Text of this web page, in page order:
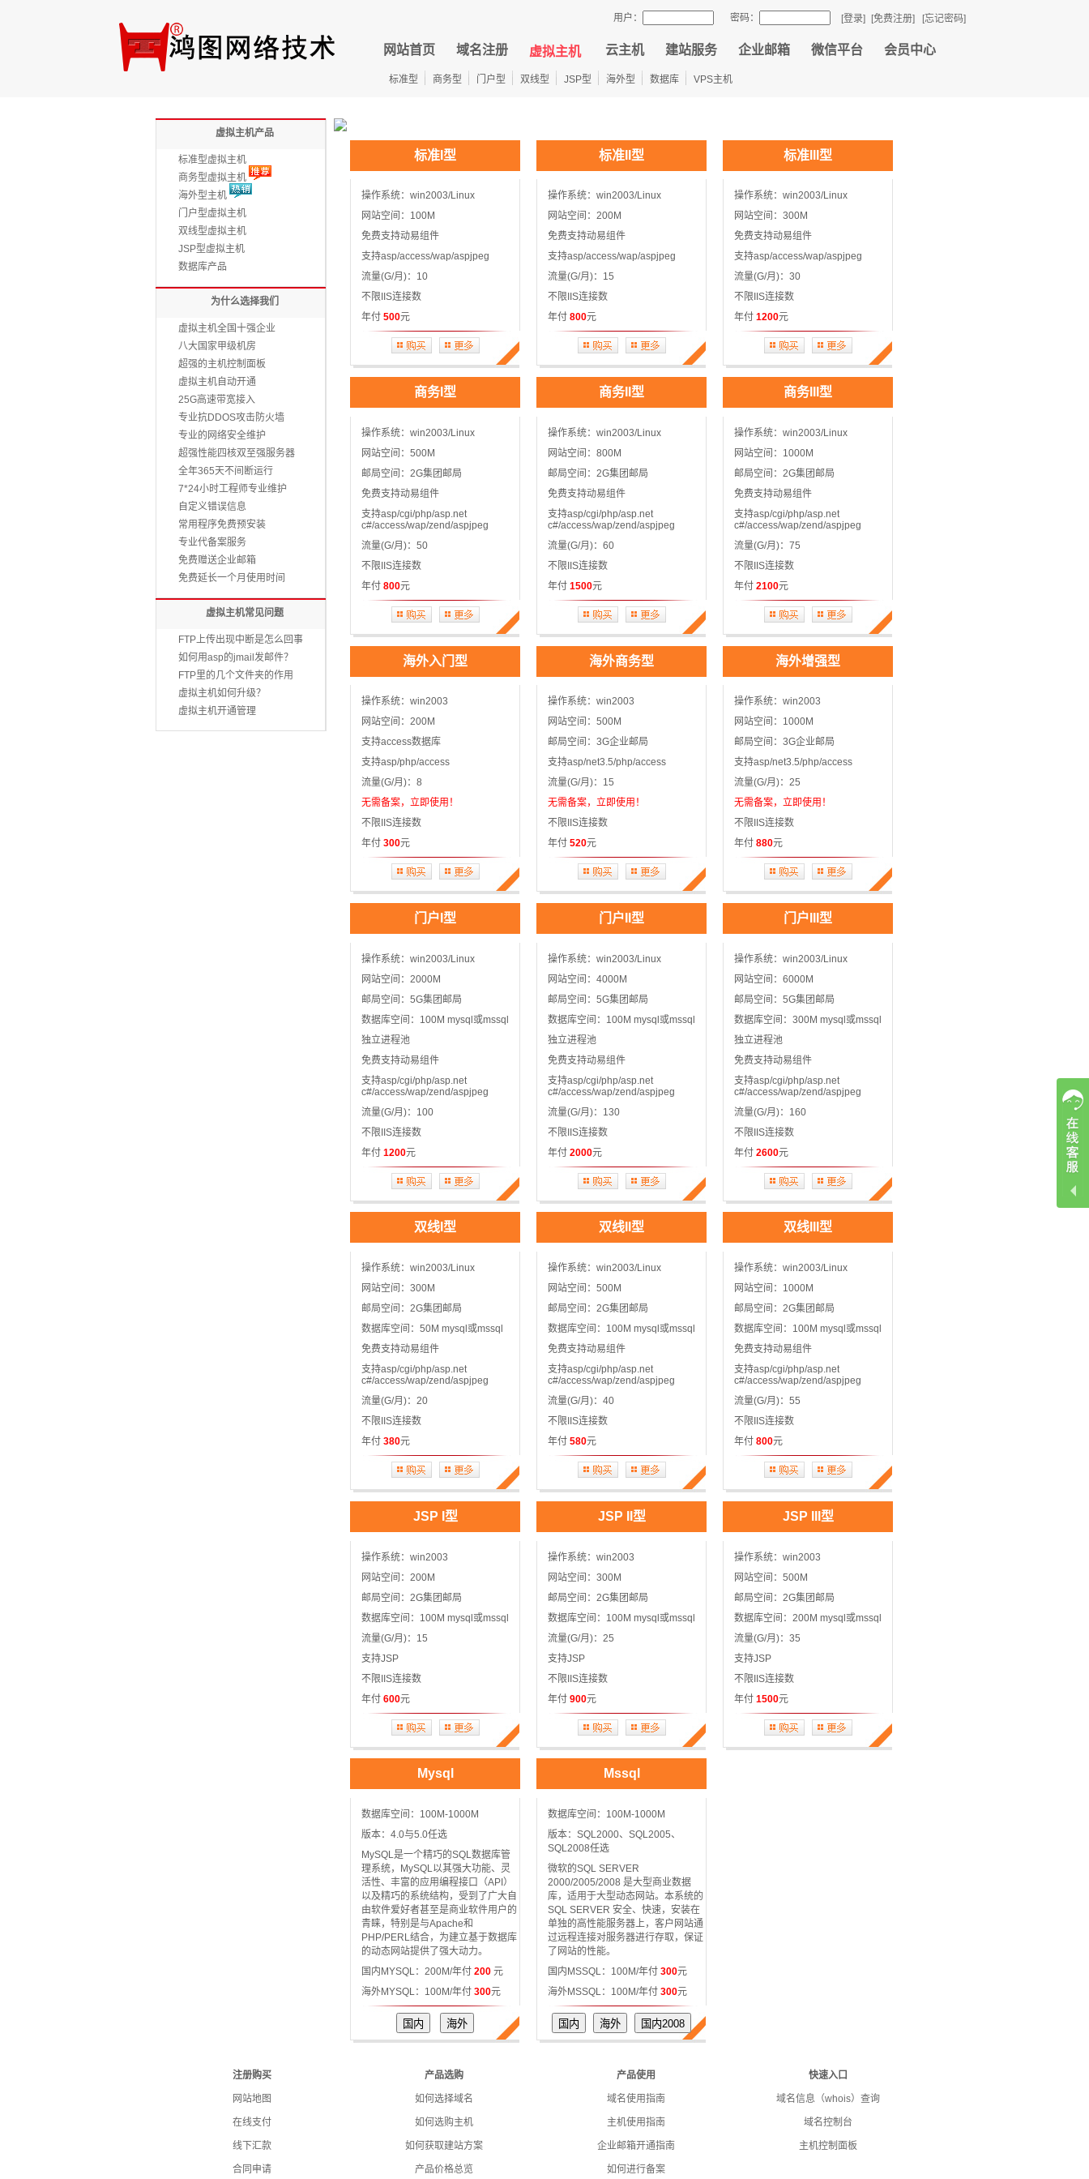
用户： 密码： [登录] [免费注册] [忘记密码]
网站首页 域名注册 虚拟主机 云主机 建站服务 企业邮箱 微信平台 会员中心
标准型 商务型 门户型 双线型 JSP型 海外型 数据库 VPS主机
虚拟主机产品
标准型虚拟主机
商务型虚拟主机
海外型主机
门户型虚拟主机
双线型虚拟主机
JSP型虚拟主机
数据库产品
为什么选择我们
虚拟主机全国十强企业
八大国家甲级机房
超强的主机控制面板
虚拟主机自动开通
25G高速带宽接入
专业抗DDOS攻击防火墙
专业的网络安全维护
超强性能四核双至强服务器
全年365天不间断运行
7*24小时工程师专业维护
自定义错误信息
常用程序免费预安装
专业代备案服务
免费赠送企业邮箱
免费延长一个月使用时间
虚拟主机常见问题
FTP上传出现中断是怎么回事
如何用asp的jmail发邮件？
FTP里的几个文件夹的作用
虚拟主机如何升级？
虚拟主机开通管理
标准I型
操作系统：win2003/Linux
网站空间：100M
免费支持动易组件
支持asp/access/wap/aspjpeg
流量(G/月)：10
不限IIS连接数
年付 500元
标准II型
操作系统：win2003/Linux
网站空间：200M
免费支持动易组件
支持asp/access/wap/aspjpeg
流量(G/月)：15
不限IIS连接数
年付 800元
标准III型
操作系统：win2003/Linux
网站空间：300M
免费支持动易组件
支持asp/access/wap/aspjpeg
流量(G/月)：30
不限IIS连接数
年付 1200元
商务I型
操作系统：win2003/Linux
网站空间：500M
邮局空间：2G集团邮局
免费支持动易组件
支持asp/cgi/php/asp.net
c#/access/wap/zend/aspjpeg
流量(G/月)：50
不限IIS连接数
年付 800元
商务II型
操作系统：win2003/Linux
网站空间：800M
邮局空间：2G集团邮局
免费支持动易组件
支持asp/cgi/php/asp.net
c#/access/wap/zend/aspjpeg
流量(G/月)：60
不限IIS连接数
年付 1500元
商务III型
操作系统：win2003/Linux
网站空间：1000M
邮局空间：2G集团邮局
免费支持动易组件
支持asp/cgi/php/asp.net
c#/access/wap/zend/aspjpeg
流量(G/月)：75
不限IIS连接数
年付 2100元
海外入门型
操作系统：win2003
网站空间：200M
支持access数据库
支持asp/php/access
流量(G/月)：8
无需备案，立即使用！
不限IIS连接数
年付 300元
海外商务型
操作系统：win2003
网站空间：500M
邮局空间：3G企业邮局
支持asp/net3.5/php/access
流量(G/月)：15
无需备案，立即使用！
不限IIS连接数
年付 520元
海外增强型
操作系统：win2003
网站空间：1000M
邮局空间：3G企业邮局
支持asp/net3.5/php/access
流量(G/月)：25
无需备案，立即使用！
不限IIS连接数
年付 880元
门户I型
操作系统：win2003/Linux
网站空间：2000M
邮局空间：5G集团邮局
数据库空间：100M mysql或mssql
独立进程池
免费支持动易组件
支持asp/cgi/php/asp.net
c#/access/wap/zend/aspjpeg
流量(G/月)：100
不限IIS连接数
年付 1200元
门户II型
操作系统：win2003/Linux
网站空间：4000M
邮局空间：5G集团邮局
数据库空间：100M mysql或mssql
独立进程池
免费支持动易组件
支持asp/cgi/php/asp.net
c#/access/wap/zend/aspjpeg
流量(G/月)：130
不限IIS连接数
年付 2000元
门户III型
操作系统：win2003/Linux
网站空间：6000M
邮局空间：5G集团邮局
数据库空间：300M mysql或mssql
独立进程池
免费支持动易组件
支持asp/cgi/php/asp.net
c#/access/wap/zend/aspjpeg
流量(G/月)：160
不限IIS连接数
年付 2600元
双线I型
操作系统：win2003/Linux
网站空间：300M
邮局空间：2G集团邮局
数据库空间：50M mysql或mssql
免费支持动易组件
支持asp/cgi/php/asp.net
c#/access/wap/zend/aspjpeg
流量(G/月)：20
不限IIS连接数
年付 380元
双线II型
操作系统：win2003/Linux
网站空间：500M
邮局空间：2G集团邮局
数据库空间：100M mysql或mssql
免费支持动易组件
支持asp/cgi/php/asp.net
c#/access/wap/zend/aspjpeg
流量(G/月)：40
不限IIS连接数
年付 580元
双线III型
操作系统：win2003/Linux
网站空间：1000M
邮局空间：2G集团邮局
数据库空间：100M mysql或mssql
免费支持动易组件
支持asp/cgi/php/asp.net
c#/access/wap/zend/aspjpeg
流量(G/月)：55
不限IIS连接数
年付 800元
JSP I型
操作系统：win2003
网站空间：200M
邮局空间：2G集团邮局
数据库空间：100M mysql或mssql
流量(G/月)：15
支持JSP
不限IIS连接数
年付 600元
JSP II型
操作系统：win2003
网站空间：300M
邮局空间：2G集团邮局
数据库空间：100M mysql或mssql
流量(G/月)：25
支持JSP
不限IIS连接数
年付 900元
JSP III型
操作系统：win2003
网站空间：500M
邮局空间：2G集团邮局
数据库空间：200M mysql或mssql
流量(G/月)：35
支持JSP
不限IIS连接数
年付 1500元
Mysql
数据库空间：100M-1000M
版本：4.0与5.0任选
MySQL是一个精巧的SQL数据库管
理系统，MySQL以其强大功能、灵
活性、丰富的应用编程接口（API）
以及精巧的系统结构，受到了广大自
由软件爱好者甚至是商业软件用户的
青睐，特别是与Apache和
PHP/PERL结合，为建立基于数据库
的动态网站提供了强大动力。
国内MYSQL：200M/年付 200 元
海外MYSQL：100M/年付 300元
Mssql
数据库空间：100M-1000M
版本：SQL2000、SQL2005、
SQL2008任选
微软的SQL SERVER
2000/2005/2008 是大型商业数据
库，适用于大型动态网站。本系统的
SQL SERVER 安全、快速，安装在
单独的高性能服务器上，客户网站通
过远程连接对服务器进行存取，保证
了网站的性能。
国内MSSQL：100M/年付 300元
海外MSSQL：100M/年付 300元
注册购买
网站地图
在线支付
线下汇款
合同申请
产品选购
如何选择域名
如何选购主机
如何获取建站方案
产品价格总览
产品使用
域名使用指南
主机使用指南
企业邮箱开通指南
如何进行备案
快速入口
域名信息（whois）查询
域名控制台
主机控制面板